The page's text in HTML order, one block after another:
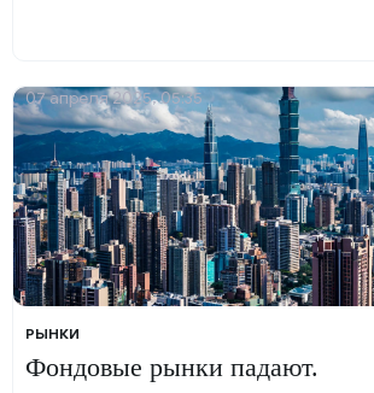
РЫНКИ
Фондовые рынки падают.
07 апреля 2025, 05:35